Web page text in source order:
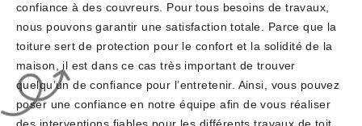
confiance à des couvreurs. Pour tous besoins de travaux,
nous pouvons garantir une satisfaction totale. Parce que la
toiture sert de protection pour le confort et la solidité de la
maison, il est dans ce cas très important de trouver
quelqu’un de confiance pour l’entretenir. Ainsi, vous pouvez
poser une confiance en notre équipe afin de vous réaliser